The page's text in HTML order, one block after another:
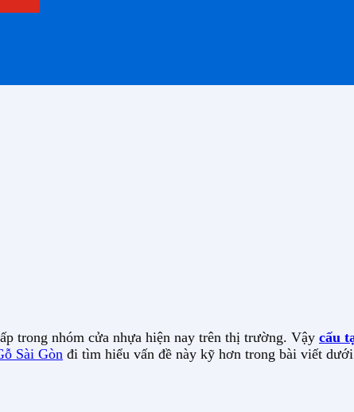
trong nhóm cửa nhựa hiện nay trên thị trường. Vậy cấu
Sài Gòn đi tìm hiểu vấn đề này kỹ hơn trong bài viết